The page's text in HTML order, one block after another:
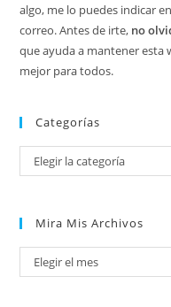
algo, me lo puedes indicar
correo. Antes de irte, no
que ayuda a mantener esta
mejor para todos.
Categorías
Categorías
Elegir la categoría
Mira Mis Archivos
Mira
mis
Elegir el mes